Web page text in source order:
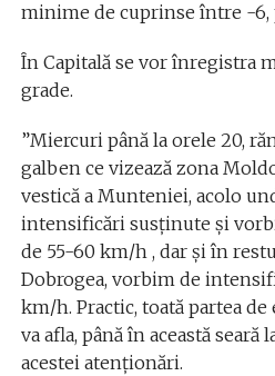
minime de cuprinse între -6,
În Capitală se vor înregistra
grade.
”Miercuri până la orele 20,
galben ce vizează zona
vestică a Munteniei, acolo
intensificări susținute și
de 55-60 km/h , dar și în
Dobrogea, vorbim de
km/h. Practic, toată partea
va afla, până în această
acestei atenționări.